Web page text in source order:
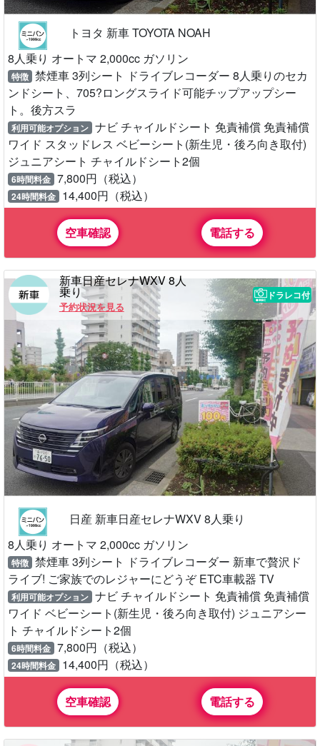
トヨタ 新車 TOYOTA NOAH
8人乗り オートマ 2,000cc ガソリン
特徴 禁煙車 3列シート ドライブレコーダー 8人乗りのセカ
ンドシート、705?ロングスライド可能チップアップシー
ト。後方スラ
利用可能オプション ナビ チャイルドシート 免責補償 免責補償
ワイド スタッドレス ベビーシート(新生児・後ろ向き取付)
ジュニアシート チャイルドシート2個
6時間料金 7,800円（税込）
24時間料金 14,400円（税込）
空車確認 電話する
新車日産セレナWXV 8人
乗り
予約状況を見る
ドラレコ付
日産 新車日産セレナWXV 8人乗り
8人乗り オートマ 2,000cc ガソリン
特徴 禁煙車 3列シート ドライブレコーダー 新車で贅沢ド
ライブ! ご家族でのレジャーにどうぞ ETC車載器 TV
利用可能オプション ナビ チャイルドシート 免責補償 免責補償
ワイド ベビーシート(新生児・後ろ向き取付) ジュニアシー
ト チャイルドシート2個
6時間料金 7,800円（税込）
24時間料金 14,400円（税込）
空車確認 電話する